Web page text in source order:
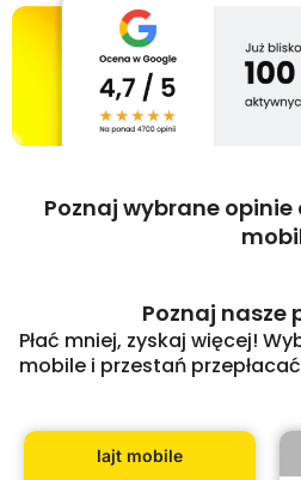
Poznaj wybrane
Poznaj nasze
Płać mniej, zyskaj więcej!
mobile i przestań
lajt mobile